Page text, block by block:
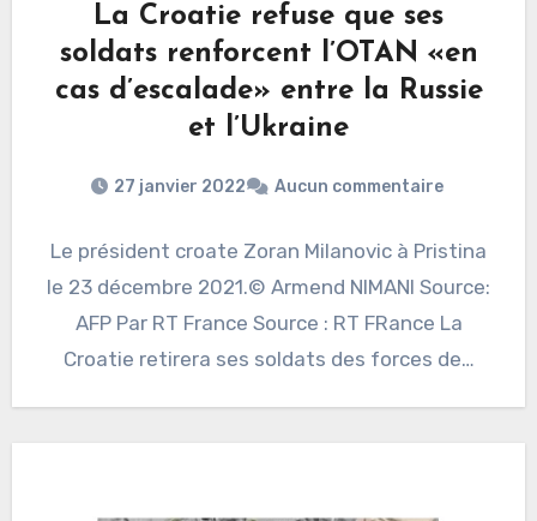
La Croatie refuse que ses
soldats renforcent l’OTAN «en
cas d’escalade» entre la Russie
et l’Ukraine
27 janvier 2022 Aucun commentaire
Le président croate Zoran Milanovic à Pristina
le 23 décembre 2021.© Armend NIMANI Source:
AFP Par RT France Source : RT FRance La
Croatie retirera ses soldats des forces de…